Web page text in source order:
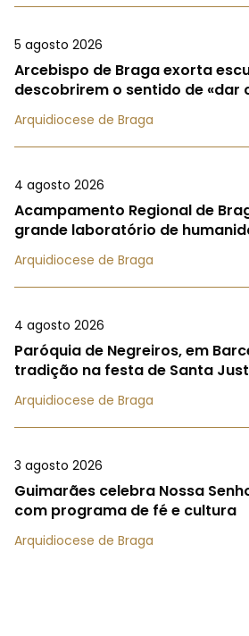
5 agosto 2026
Arcebispo de Braga exorta
descobrirem o sentido de «dar
Arquidiocese de Braga
4 agosto 2026
Acampamento Regional de
grande laboratório de
Arquidiocese de Braga
4 agosto 2026
Paróquia de Negreiros, em
tradição na festa de Santa
Arquidiocese de Braga
3 agosto 2026
Guimarães celebra Nossa
com programa de fé e cultura
Arquidiocese de Braga